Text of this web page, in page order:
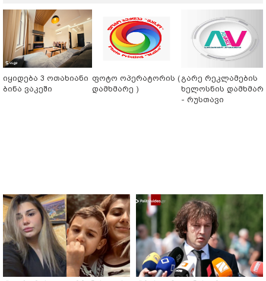
იყიდება 3 ოთახიანი
ბინა ვაკეში
ფოტო ოპერატორის (
დამხმარე )
გარე რეკლამების
ხელოსნის
- რუსთავი